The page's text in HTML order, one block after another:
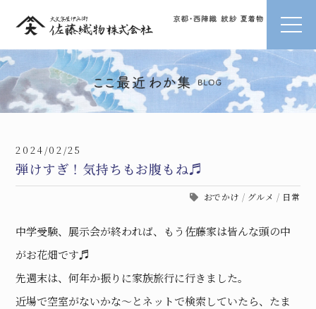
2024/02/25
弾けすぎ！気持ちもお腹もね♬
おでかけ / グルメ / 日常
中学受験、展示会が終われば、もう佐藤家は皆んな頭の中
がお花畑です♬
先週末は、何年か振りに家族旅行に行きました。
近場で空室がないかな〜とネットで検索していたら、たま